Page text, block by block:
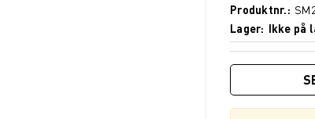
Produktnr.
Lager
Ikke på